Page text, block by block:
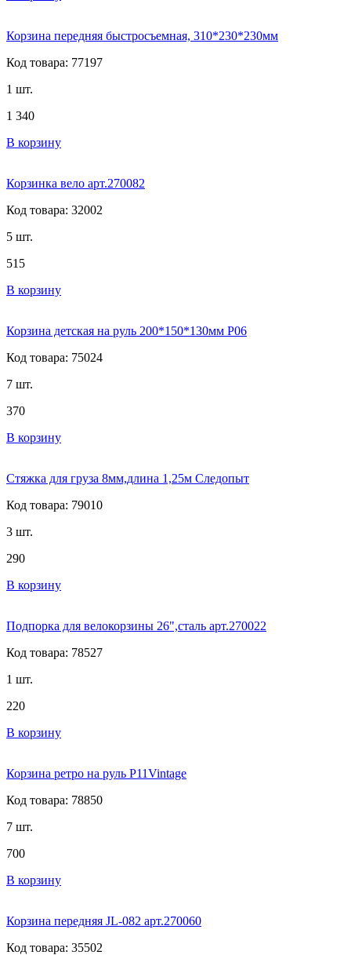
Корзина передняя быстросъемная, 310*230*230мм
Код товара: 77197
1 шт.
1 340
В корзину
Корзинка вело арт.270082
Код товара: 32002
5 шт.
515
В корзину
Корзина детская на руль 200*150*130мм P06
Код товара: 75024
7 шт.
370
В корзину
Стяжка для груза 8мм,длина 1,25м Следопыт
Код товара: 79010
3 шт.
290
В корзину
Подпорка для велокорзины 26",сталь арт.270022
Код товара: 78527
1 шт.
220
В корзину
Корзина ретро на руль P11Vintage
Код товара: 78850
7 шт.
700
В корзину
Корзина передняя JL-082 арт.270060
Код товара: 35502